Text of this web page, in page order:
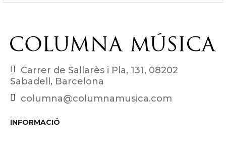
Carrer de Sallarès i Pla, 131, 08202
Sabadell, Barcelona
columna@columnamusica.com
INFORMACIÓ